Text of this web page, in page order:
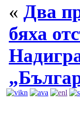
« Два
бяха